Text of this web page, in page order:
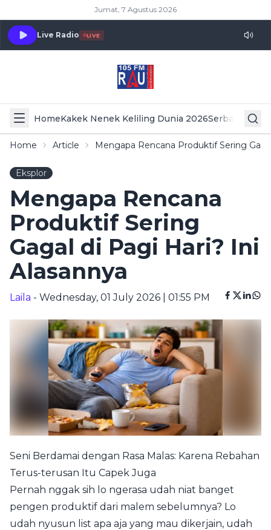
Jumat, 7 Agustus 2026
Live Radio LIVE
HomeKakek Nenek Keliling Dunia 2026Serba Serbi
Home Article Mengapa Rencana Produktif Sering
Eksplor
Mengapa Rencana
Produktif Sering
Gagal di Pagi Hari? Ini
Alasannya
Laila - Wednesday, 01 July 2026 | 01:55 PM
Seni Berdamai dengan Rasa Malas: Karena Rebahan
Terus-terusan Itu Capek Juga
Pernah nggak sih lo ngerasa udah niat banget
pengen produktif dari malem sebelumnya? Lo
udah nyusun list apa aja yang mau dikerjain, udah